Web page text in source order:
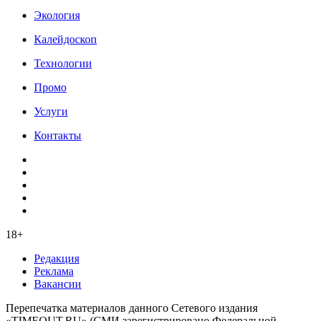
Экология
Калейдоскоп
Технологии
Промо
Услуги
Контакты
18+
Редакция
Реклама
Вакансии
Перепечатка материалов данного Сетевого издания